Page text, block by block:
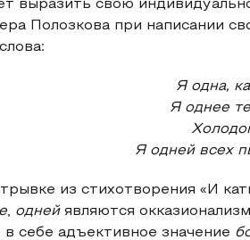
выразить свою
Полозкова при написании
Я одна,
Я однее
Я одней всех
из стихотворения «И
, однейявляются
себе адъективное значение